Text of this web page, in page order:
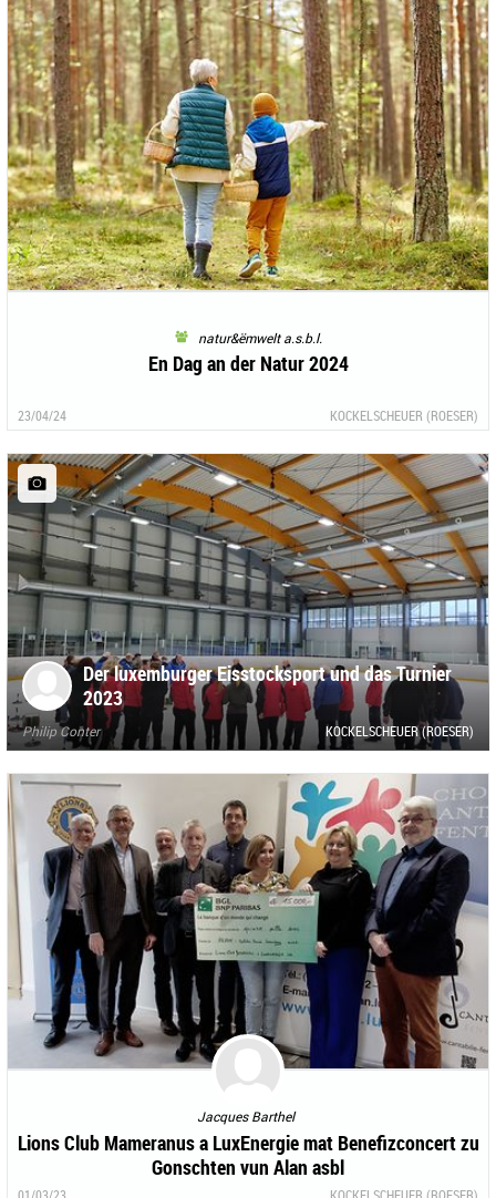
natur&ëmwelt a.s.b.l.
En Dag an der Natur 2024
23/04/24 KOCKELSCHEUER (ROESER)
Der luxemburger Eisstocksport und das Turnier
2023
Philip Conter KOCKELSCHEUER (ROESER)
Jacques Barthel
Lions Club Mameranus a LuxEnergie mat Benefizconcert zu
Gonschten vun Alan asbl